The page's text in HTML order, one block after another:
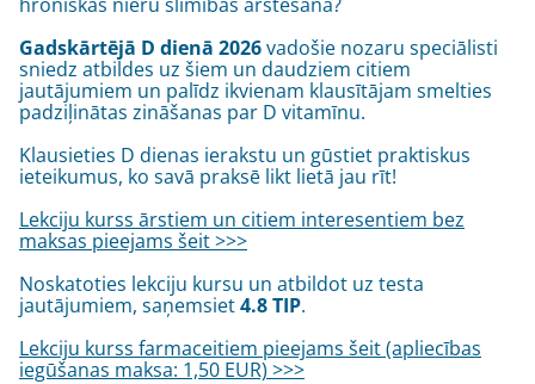
Gadskārtējā D dienā 2026vadošie nozaru speciālisti
sniedz atbildes uz šiem un daudziem citiem
jautājumiem un palīdz ikvienam klausītājam smelties
padziļinātas zināšanas par D vitamīnu.
Klausieties D dienas ierakstu un gūstiet praktiskus
ieteikumus, ko savā praksē likt lietā jau rīt!
Lekciju kurss ārstiem un citiem interesentiem bez
maksas pieejams šeit >>>
Noskatoties lekciju kursu un atbildot uz testa
jautājumiem, saņemsiet4.8 TIP.
Lekciju kurss farmaceitiem pieejams šeit (apliecības
iegūšanas maksa: 1,50 EUR) >>>